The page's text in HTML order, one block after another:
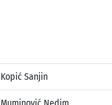
Kopić Sanjin